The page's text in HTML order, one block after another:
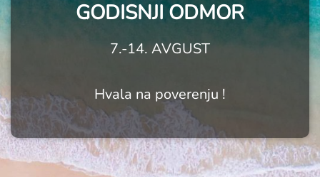
GODISNJI ODMOR
7.-14. AVGUST
Hvala na poverenju !